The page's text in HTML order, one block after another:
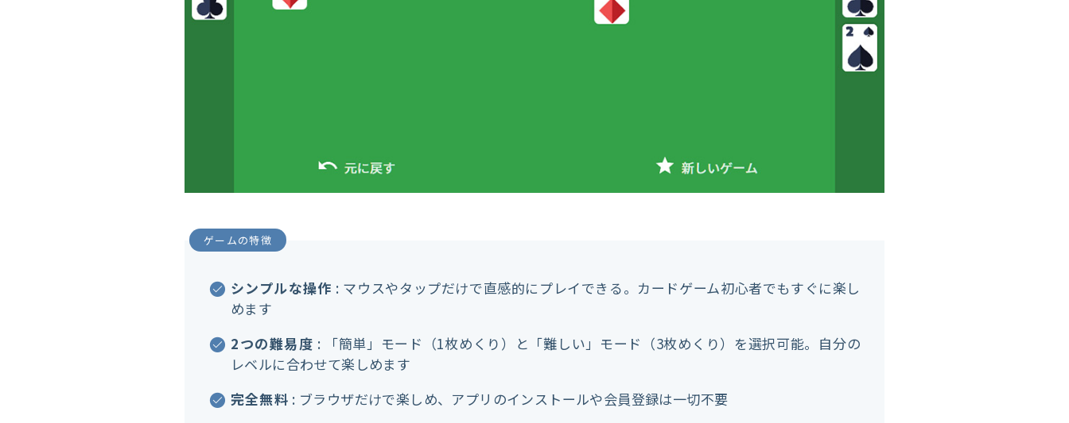
ゲームの特徴
シンプルな操作 : マウスやタップだけで直感的にプレイできる。カードゲーム初心者でもすぐに楽し
めます
2つの難易度 : 「簡単」モード（1枚めくり）と「難しい」モード（3枚めくり）を選択可能。自分の
レベルに合わせて楽しめます
完全無料 : ブラウザだけで楽しめ、アプリのインストールや会員登録は一切不要